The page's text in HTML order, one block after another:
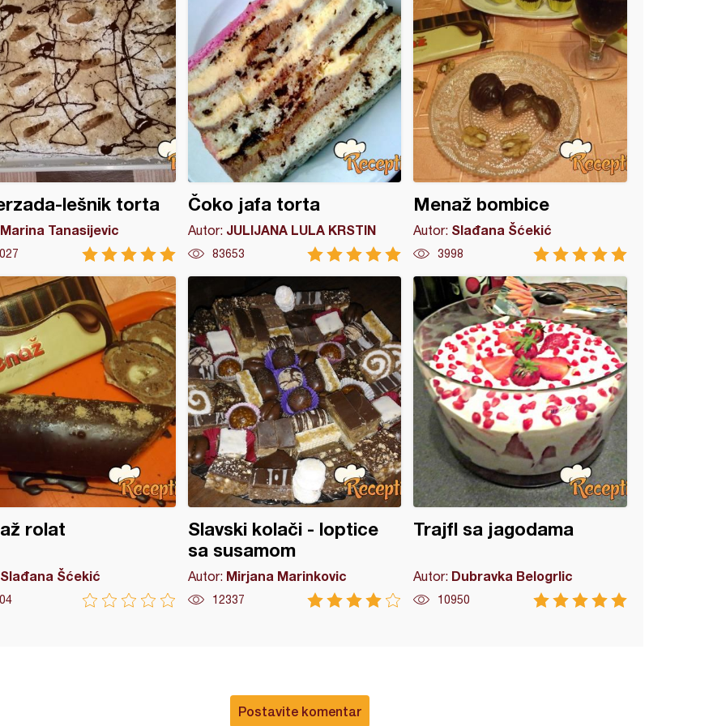
lešnik torta
Marina Tanasijevic
Čoko jafa torta
Autor: JULIJANA LULA KRSTIN
83653
Menaž bombice
Autor: Slađana Šćekić
3998
rolat
Slađana Šćekić
Slavski kolači - loptice
sa susamom
Autor: Mirjana Marinkovic
12337
Trajfl sa jagodama
Autor: Dubravka Belogrlic
10950
Postavite komentar